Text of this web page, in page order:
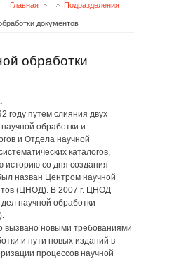
Главная Подразделения
документов
обработки
году путем слияния двух
обработки и
и Отдела научной
каталогов,
историю со дня создания
назван Центром научной
(ЦНОД). В 2007 г. ЦНОД
научной обработки
новыми требованиями
и пути новых изданий в
процессов научной